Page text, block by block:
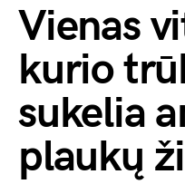
Vienas
kurio
sukelia
plaukų